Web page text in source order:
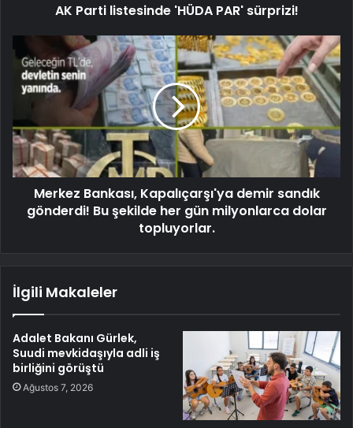
AK Parti listesinde 'HÜDA PAR' sürprizi!
Merkez Bankası, Kapalıçarşı'ya demir sandık
gönderdi! Bu şekilde her gün milyonlarca dolar
topluyorlar.
İlgili Makaleler
Adalet Bakanı Gürlek,
Suudi mevkidaşıyla adli iş
birliğini görüştü
Ağustos 7, 2026